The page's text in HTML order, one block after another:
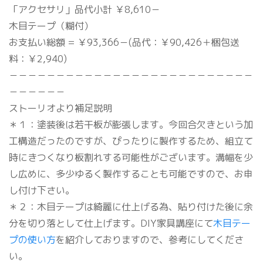
「アクセサリ」品代小計 ￥8,610－
木目テープ（糊付）
お支払い総額 = ￥93,366－(品代：￥90,426＋梱包送
料：￥2,940)
－－－－－－－－－－－－－－－－－－－－－－－－－－
－－－－－－
ストーリオより補足説明
＊１：塗装後は若干板が膨張します。今回合欠きという加
工構造だったのですが、ぴったりに製作するため、組立て
時にきつくなり板割れする可能性がございます。溝幅を少
し広めに、多少ゆるく製作することも可能ですので、お申
し付け下さい。
＊２：木目テープは綺麗に仕上げる為、貼り付けた後に余
分を切り落として仕上げます。DIY家具講座にて木目テー
プの使い方を紹介しておりますので、参考にしてくださ
い。